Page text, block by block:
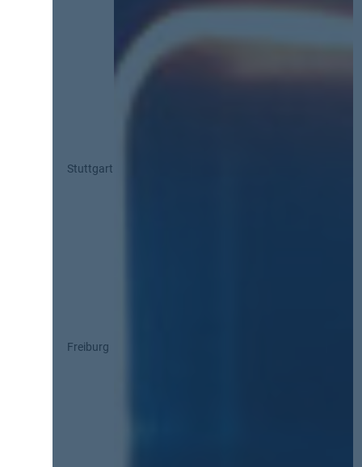
Stuttgart
Freiburg